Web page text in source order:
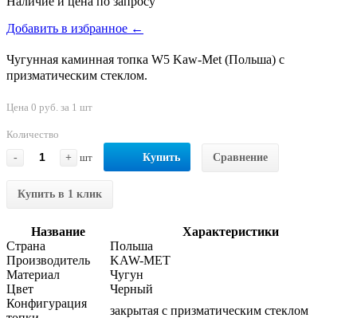
Добавить в избранное ←
Чугунная каминная топка W5 Kaw-Met (Польша) с
призматическим стеклом.
Цена 0 руб. за 1 шт
Количество
-
+ шт Купить Сравнение
Купить в 1 клик
Название
Характеристики
Страна
Польша
Производитель
KAW-MET
Материал
Чугун
Цвет
Черный
Конфигурация
закрытая с призматическим стеклом